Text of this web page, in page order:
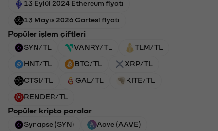
13 Eylül 2024 Ethereum fiyatı
13 Mayıs 2026 Cartesi fiyatı
Popüler işlem çiftleri
SYN/TL VANRY/TL TLM/TL
HNT/TL BTC/TL XRP/TL
CTSI/TL GAL/TL KITE/TL
RENDER/TL
Popüler kripto paralar
Synapse (SYN) Aave (AAVE)